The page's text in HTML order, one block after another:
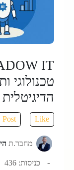
Post
מחבר.ת הילי
כניסות: 436